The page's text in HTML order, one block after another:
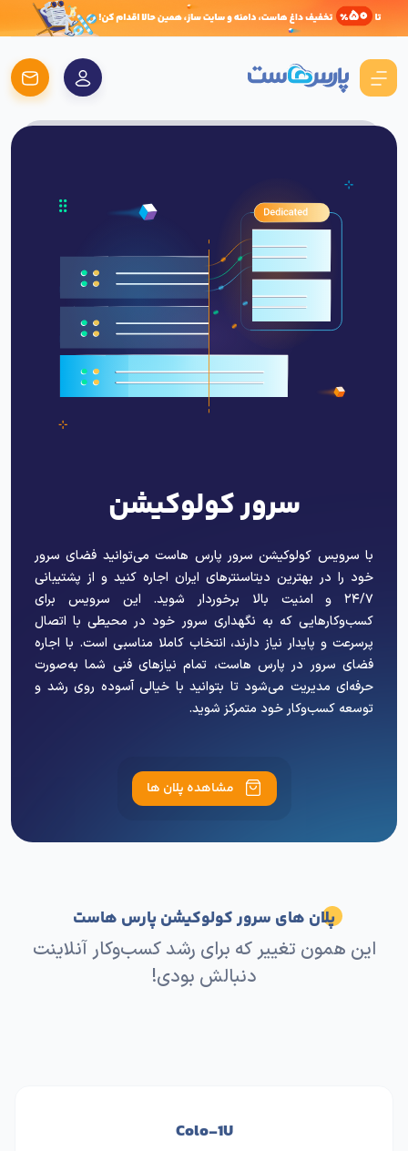
سرور کولوکیشن
با سرویس کولوکیشن سرور پارس هاست می‌توانید فضای سرور
خود را در بهترین دیتاسنترهای ایران اجاره کنید و از پشتیبانی
٢۴/٧ و امنیت بالا برخوردار شوید. این سرویس برای
کسب‌وکارهایی که به نگهداری سرور خود در محیطی با اتصال
پرسرعت و پایدار نیاز دارند، انتخاب کاملا مناسبی است. با اجاره
فضای سرور در پارس هاست، تمام نیازهای فنی شما به‌صورت
حرفه‌ای مدیریت می‌شود تا بتوانید با خیالی آسوده روی رشد و
توسعه کسب‌وکار خود متمرکز شوید.
مشاهده پلان ها
پلان های سرور کولوکیشن پارس هاست
این همون تغییر که برای رشد کسب‌وکار آنلاینت
دنبالش بودی!
Colo-1U